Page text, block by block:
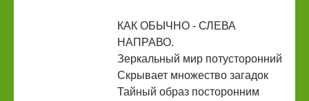
КАК ОБЫЧНО - СЛЕВА
НАПРАВО.
Зеркальный мир потусторонний
Скрывает множество загадок
Тайный образ посторонним